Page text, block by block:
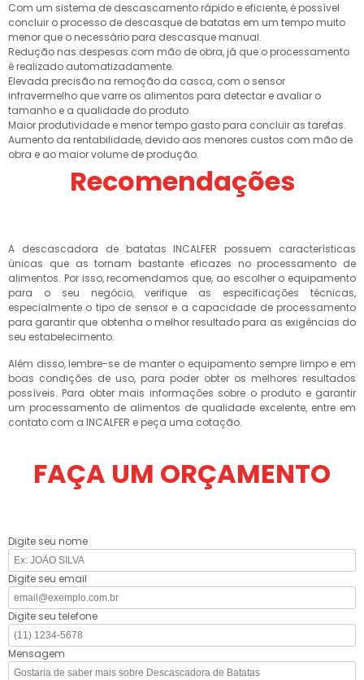
Com um sistema de descascamento rápido e eficiente, é possível
concluir o processo de descasque de batatas em um tempo muito
menor que o necessário para descasque manual.
Redução nas despesas com mão de obra, já que o processamento
é realizado automatizadamente.
Elevada precisão na remoção da casca, com o sensor
infravermelho que varre os alimentos para detectar e avaliar o
tamanho e a qualidade do produto.
Maior produtividade e menor tempo gasto para concluir as tarefas.
Aumento da rentabilidade, devido aos menores custos com mão de
obra e ao maior volume de produção.
Recomendações
A descascadora de batatas INCALFER possuem características
únicas que as tornam bastante eficazes no processamento de
alimentos. Por isso, recomendamos que, ao escolher o equipamento
para o seu negócio, verifique as especificações técnicas,
especialmente o tipo de sensor e a capacidade de processamento
para garantir que obtenha o melhor resultado para as exigências do
seu estabelecimento.
Além disso, lembre-se de manter o equipamento sempre limpo e em
boas condições de uso, para poder obter os melhores resultados
possíveis. Para obter mais informações sobre o produto e garantir
um processamento de alimentos de qualidade excelente, entre em
contato com a INCALFER e peça uma cotação.
FAÇA UM ORÇAMENTO
Digite seu nome
Digite seu email
Digite seu telefone
Mensagem